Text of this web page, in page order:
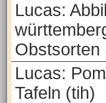
Lucas:
Obstsorten
Lucas:
Tafeln (tih)